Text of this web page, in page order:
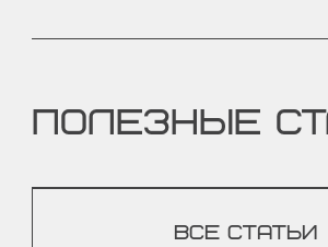
ПОЛЕЗНЫЕ
ВСЕ СТАТЬИ